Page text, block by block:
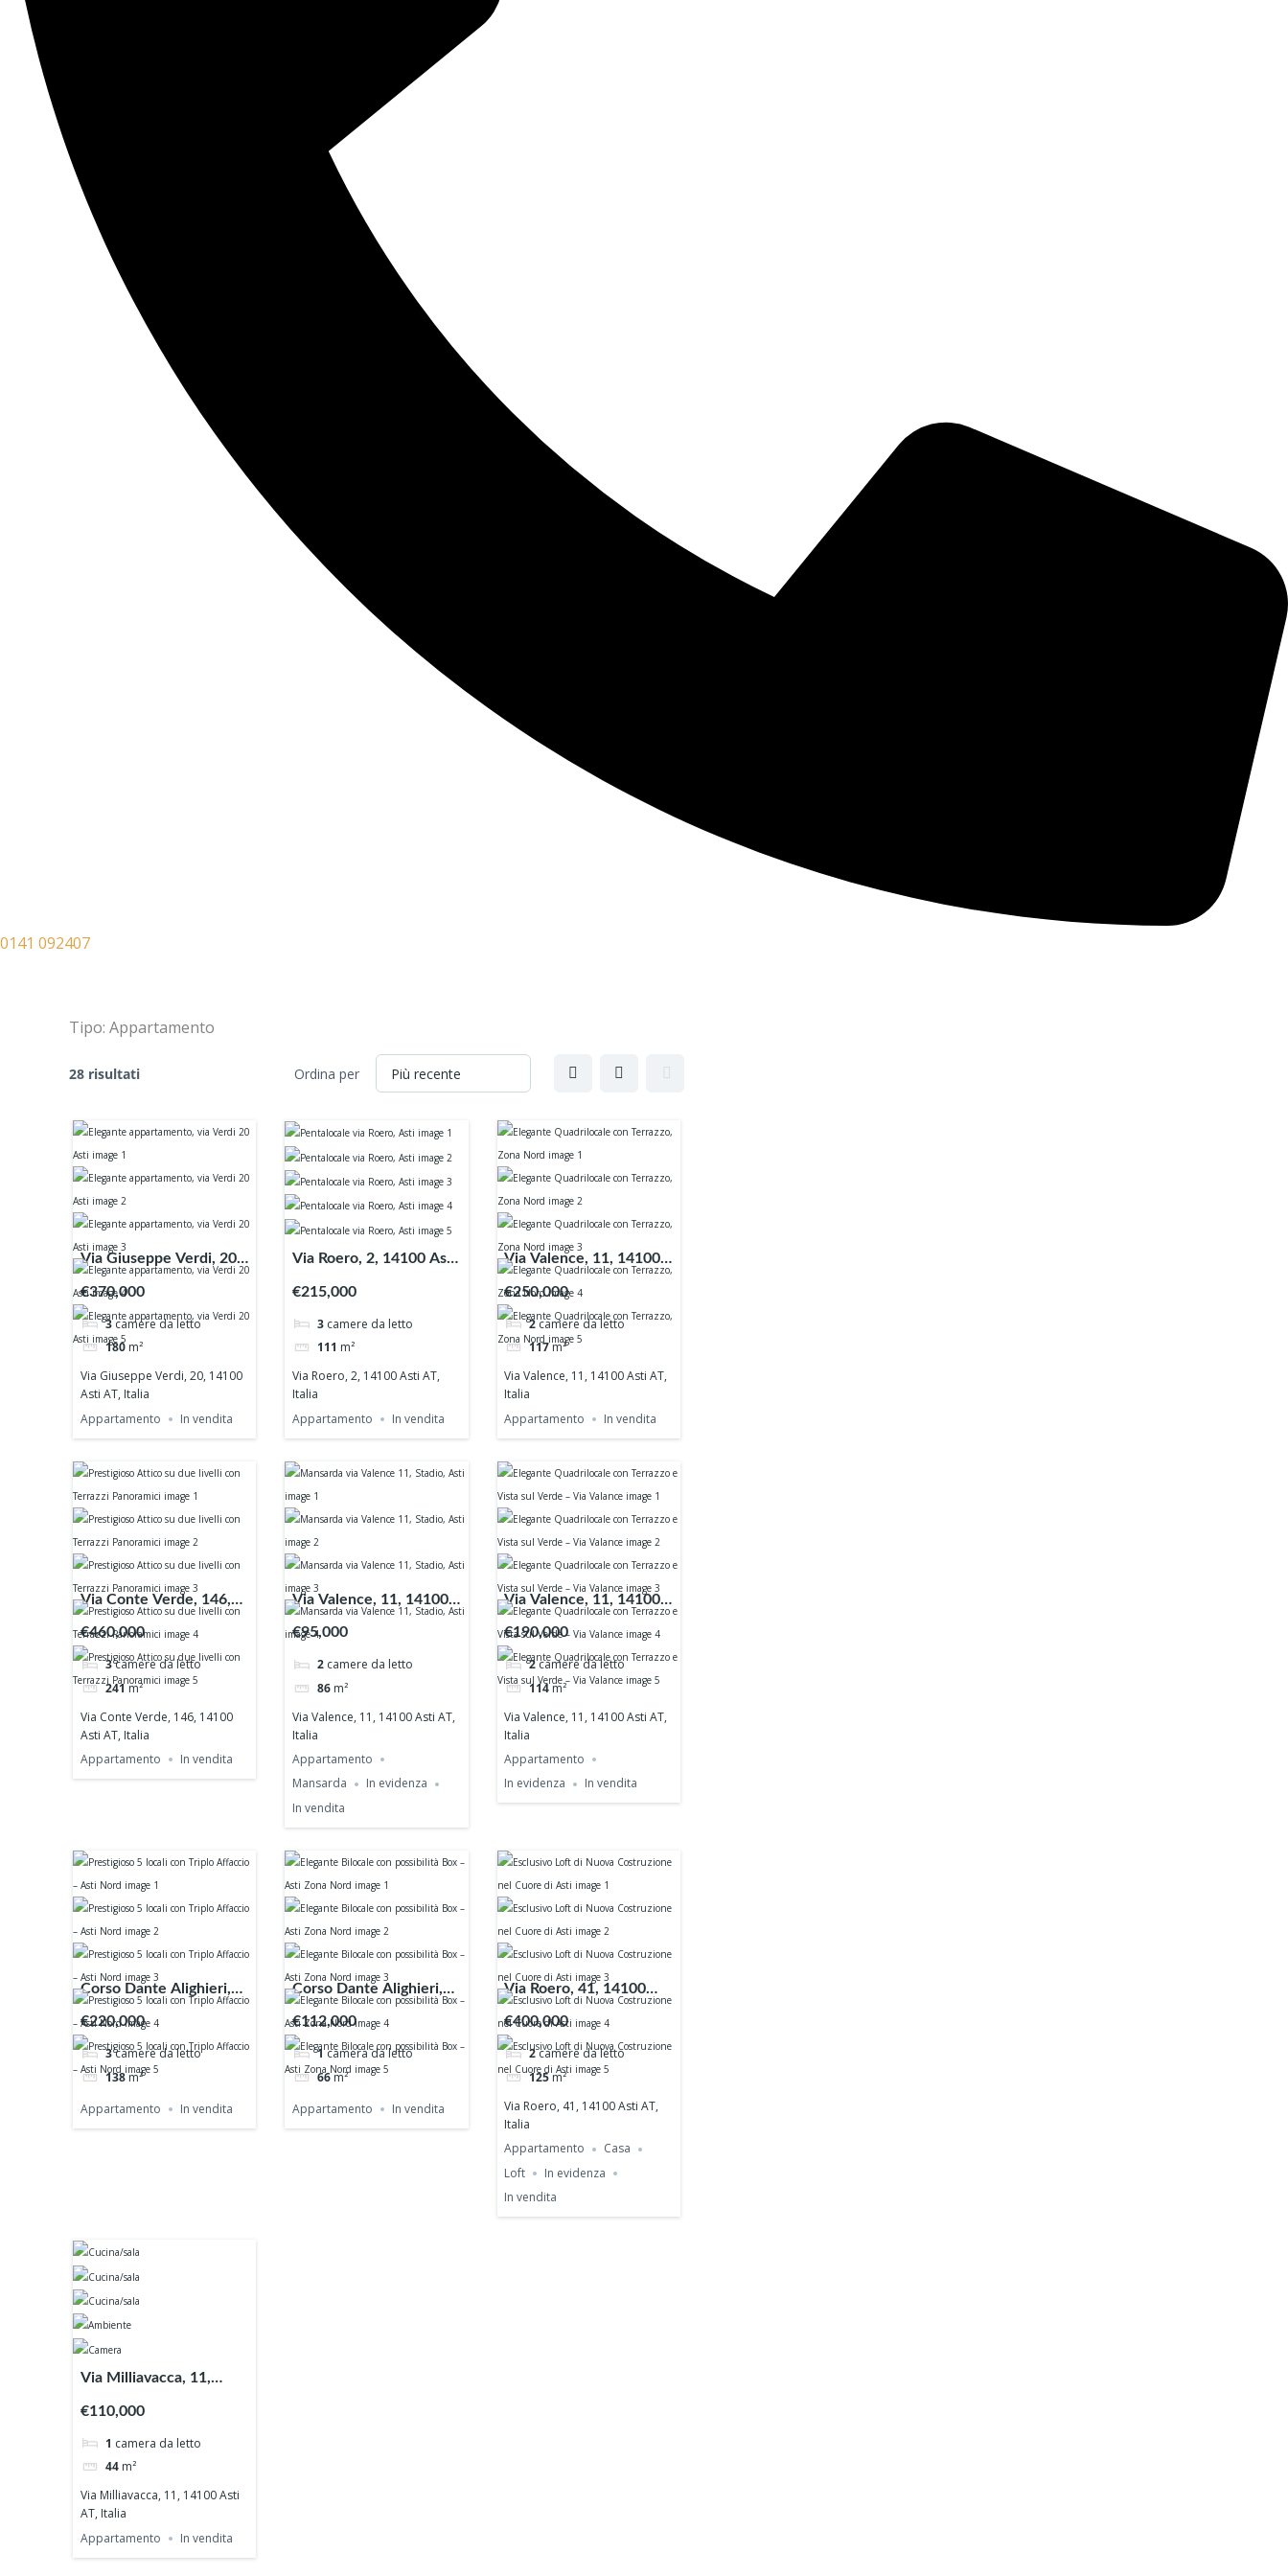
0141 092407
Tipo: Appartamento
28 risultati Ordina per
Via Giuseppe Verdi, 20,
14100 Asti AT, Italia
€370,000
3 camere da letto
180 m²
Via Giuseppe Verdi, 20, 14100
Asti AT, Italia
Appartamento
In vendita
Via Roero, 2, 14100 Asti
€215,000
3 camere da letto
111 m²
Via Roero, 2, 14100 Asti AT,
Italia
Appartamento
In vendita
Via Valence, 11, 14100
Asti AT, Italia
€250,000
2 camere da letto
117m²
Via Valence, 11, 14100 Asti AT,
Italia
Appartamento
In vendita
Via Conte Verde, 146,
14100 Asti AT, Italia
€460,000
3camere da letto
241 m²
Via Conte Verde, 146, 14100
Asti AT, Italia
Appartamento
In vendita
Via Valence, 11, 14100
€95,000
2 camere da letto
86 m²
Via Valence, 11, 14100 Asti AT,
Italia
Appartamento
Mansarda
In evidenza
In vendita
Via Valence, 11, 14100
Asti AT, Italia
€190,000
2 camere da letto
114m²
Via Valence, 11, 14100 Asti AT,
Italia
Appartamento
In evidenza
In vendita
Corso Dante Alighieri,
14100 Asti AT, Italia
€220,000
3camere da letto
138m²
Appartamento
In vendita
Corso Dante Alighieri,
14100 Asti AT, Italia
€112,000
1 camera da letto
66 m²
Appartamento
In vendita
Via Roero, 41, 14100
€400,000
2camere da letto
125 m²
Via Roero, 41, 14100 Asti AT,
Italia
Appartamento
Casa
Loft
In evidenza
In vendita
Via Milliavacca, 11,
€110,000
1 camera da letto
44 m²
Via Milliavacca, 11, 14100 Asti
AT, Italia
Appartamento
In vendita